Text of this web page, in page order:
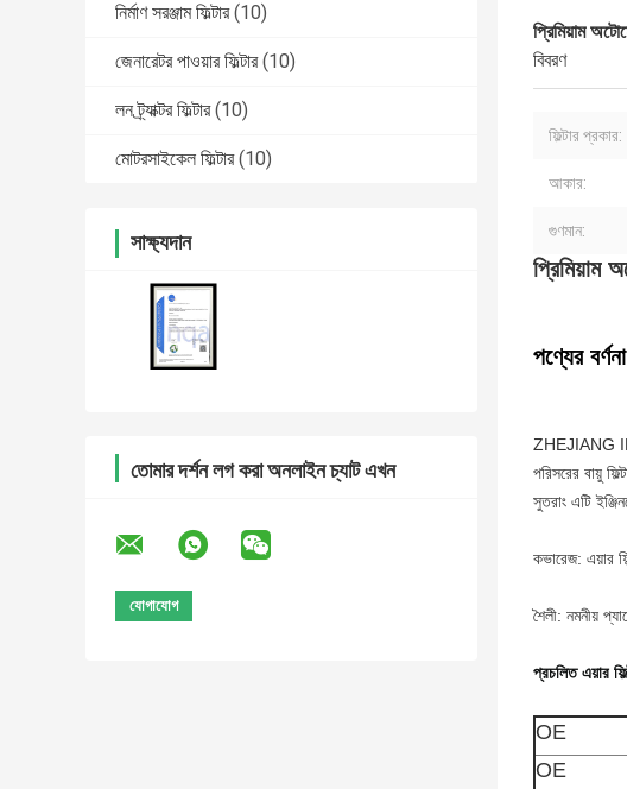
নির্মাণ সরঞ্জাম ফিল্টার (10)
জেনারেটর পাওয়ার ফিল্টার (10)
লন ট্র্যাক্টর ফিল্টার (10)
মোটরসাইকেল ফিল্টার (10)
সাক্ষ্যদান
তোমার দর্শন লগ করা অনলাইন চ্যাট এখন
প্রিমিয়াম
বিবরণ
ফিল্টার প্রকার:
আকার:
গুণমান:
প্রিমিয়াম
পণ্যের বর্ণনা
ZHEJIANG
পরিসরের বায়ু
সুতরাং এটি
কভারেজ: এয়ার
শৈলী: নমনীয়
প্রচলিত এয়ার
OE
OE